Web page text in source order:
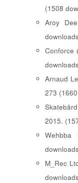
(1508
Aroy
Conforce
Arnaud
273
2015.
M_Rec